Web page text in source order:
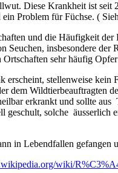
Diese Krankheit ist seit
Problem für Füchse. (
und die Häufigkeit
Seuchen, insbesondere der
sehr häufig
erscheint, stellenweise
dem Wildtierbeauftragten
erkrankt und sollte
geschult, solche äusserlich
in Lebendfallen gefangen
wiki/